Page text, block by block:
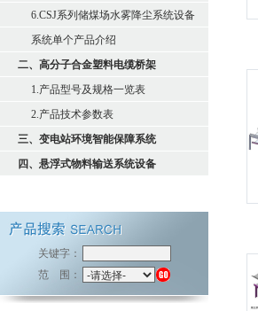
6.CSJ系列储煤场水雾降尘系统设备
系统单个产品介绍
二、高分子合金塑料电缆桥架
1.产品型号及规格一览表
2.产品技术参数表
三、变电站环境智能保障系统
四、悬浮式物料输送系统设备
关键字：
范 围：